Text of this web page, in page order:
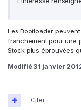
Les Bootloader
franchement pour une
Stock plus éprouvées
Modifié 31 janvier
Citer